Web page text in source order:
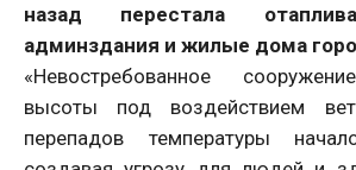
назад перестала
админздания и жилые дома
«Невостребованное
высоты под воздействием
перепадов температуры